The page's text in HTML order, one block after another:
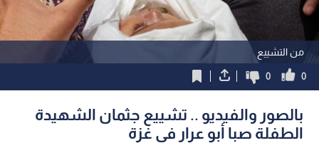
من التشييع
0
0
بالصور والفيديو .. تشييع جثمان الشهيدة
الطفلة صبا أبو عرار في غزة